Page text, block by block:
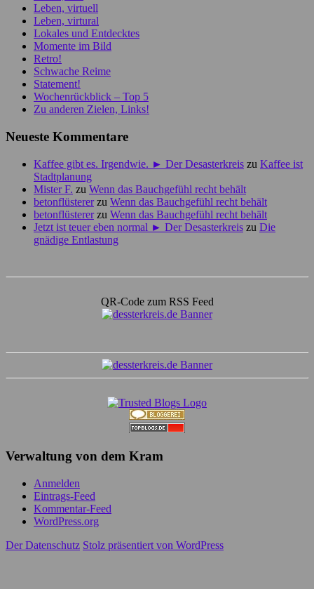
Leben, virtuell
Leben, virtural
Lokales und Entdecktes
Momente im Bild
Retro!
Schwache Reime
Statement!
Wochenrückblick – Top 5
Zu anderen Zielen, Links!
Neueste Kommentare
Kaffee gibt es. Irgendwie. ► Der Desasterkreis zu Kaffee ist
Stadtplanung
Mister F. zu Wenn das Bauchgefühl recht behält
betonflüstererzu Wenn das Bauchgefühl recht behält
betonflüstererzu Wenn das Bauchgefühl recht behält
Jetzt ist teuer eben normal ► Der Desasterkreis zu Die
gnädige Entlastung
QR-Code zum RSS Feed
Verwaltung von dem Kram
Anmelden
Eintrags-Feed
Kommentar-Feed
WordPress.org
Der Datenschutz Stolz präsentiert von WordPress